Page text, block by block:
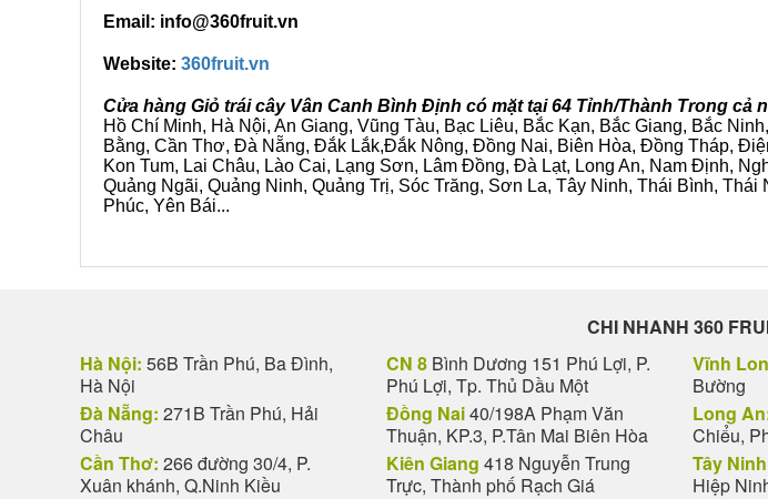
Email: info@360fruit.vn
Website: 360fruit.vn
Cửa hàng Giỏ trái cây Vân Canh Bình Định có mặt tại 64 Tỉnh/Thành Trong cả
Hồ Chí Minh, Hà Nội, An Giang, Vũng Tàu, Bạc Liêu, Bắc Kạn, Bắc Giang, Bắc
Bằng, Cần Thơ, Đà Nẵng, Đắk Lắk,Đắk Nông, Đồng Nai, Biên Hòa, Đồng Tháp,
Kon Tum, Lai Châu, Lào Cai, Lạng Sơn, Lâm Đồng, Đà Lạt, Long An, Nam Định,
Quảng Ngãi, Quảng Ninh, Quảng Trị, Sóc Trăng, Sơn La, Tây Ninh, Thái Bình,
Phúc, Yên Bái...
CHI NHANH 360
Hà Nội: 56B Trần Phú, Ba Đình,
Hà Nội
Đà Nẵng: 271B Trần Phú, Hải
Châu
Cần Thơ: 266 đường 30/4, P.
Xuân khánh, Q.Ninh Kiều
CN 8 Bình Dương 151 Phú Lợi, P.
Phú Lợi, Tp. Thủ Dầu Một
Đồng Nai40/198A Phạm Văn
Thuận, KP.3, P.Tân Mai Biên Hòa
Kiên Giang 418 Nguyễn Trung
Trực, Thành phố Rạch Giá
Vĩnh
Bường
Long
Chiểu,
Tây Ninh
Hiệp